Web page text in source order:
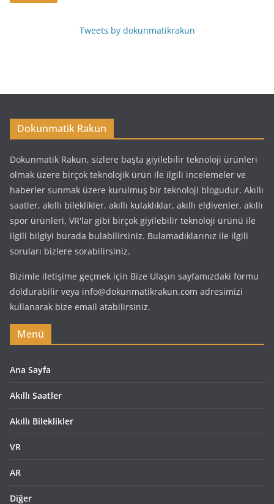
Tweets by dokunmatikrakun
Dokunmatik Rakun
Dokunmatik Rakun, sizlere başta giyilebilir teknoloji ürünleri
olmak üzere birçok teknolojik ürün ile ilgili incelemeler ve
haberler sunmak üzere kurulmuş bir teknoloji blogudur. Akıllı
saatler, akıllı bileklikler, akıllı kulaklıklar, akıllı eldivenler, akıllı
spor ürünleri, VR'lar gibi birçok giyilebilir teknoloji ürünü ile
ilgili bilgiyi burada bulabilirsiniz. Bulamadıklarınız ile ilgili
soruları bizlere sorabilirsiniz.
Bizimle iletişime geçmek için Bize Ulaşın sayfamızdaki formu
doldurabilir veya info@dokunmatikrakun.com adresimizi
kullanarak bize email atabilirsiniz.
Menü
Ana Sayfa
Akıllı Saatler
Akıllı Bileklikler
VR
AR
Diğer